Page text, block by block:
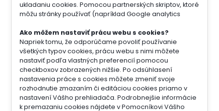
ukladaniu cookies. Pomocou partnerských skriptov, ktoré
môžu stránky používať (napríklad Google analytics
Ako môžem nastaviť prácu webu s cookies?
Napriek tomu, že odporúčame povoliť používanie
všetkých typov cookies, prácu webu s nimi môžete
nastaviť podľa vlastných preferencií pomocou
checkboxov zobrazených nižšie. Po odsúhlasení
nastavenia práce s cookies môžete zmeniť svoje
rozhodnutie zmazaním či editáciou cookies priamo v
nastavení Vášho prehliadača. Podrobnejšie informácie
k premazaniu cookies nájdete v Pomocníkovi Vášho